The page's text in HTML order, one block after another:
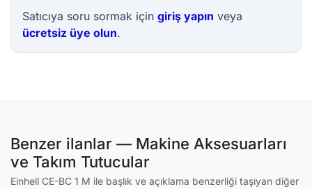
Satıcıya soru sormak için giriş yapın veya
ücretsiz üye olun.
Benzer ilanlar — Makine Aksesuarları
ve Takım Tutucular
Einhell CE-BC 1 M ile başlık ve açıklama benzerliği taşıyan diğer